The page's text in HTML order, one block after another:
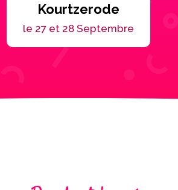
Kourtzerode
le 27 et 28 Septembre